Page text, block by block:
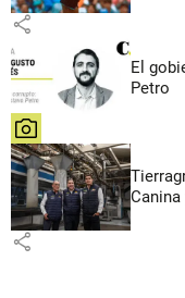
share
El
Petro
share
share